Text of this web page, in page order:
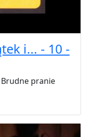
i... - 10 -
Brudne pranie